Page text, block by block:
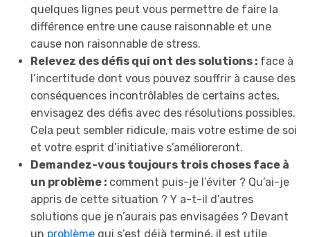
quelques lignes peut vous permettre de faire la
différence entre une cause raisonnable et une
cause non raisonnable de stress.
Relevez des défis qui ont des solutions : face à
l’incertitude dont vous pouvez souffrir à cause des
conséquences incontrôlables de certains actes,
envisagez des défis avec des résolutions possibles.
Cela peut sembler ridicule, mais votre estime de soi
et votre esprit d’initiative s’amélioreront.
Demandez-vous toujours trois choses face à
un problème : comment puis-je l’éviter ? Qu’ai-je
appris de cette situation ? Y a-t-il d’autres
solutions que je n’aurais pas envisagées ? Devant
un problèmequi s’est déjà terminé, il est utile